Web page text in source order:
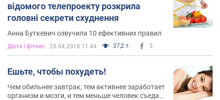
відомого телепроекту розкрила
головні секрети схуднення
Анна Буткевич озвучила 10 ефективних правил
Дієта і фітнес 25.04.2018 11:44 37,2 т. 5
Ешьте, чтобы похудеть!
Чем обильнее завтрак, тем активнее заработает
организм и мозги, и тем меньше человек съедает